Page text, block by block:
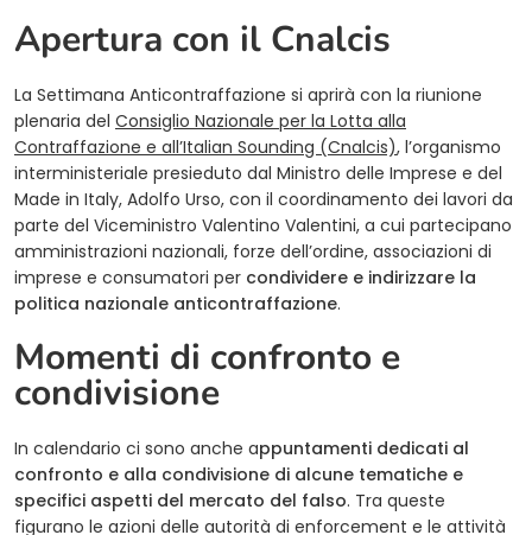
Apertura con il Cnalcis
La Settimana Anticontraffazione si aprirà con la riunione
plenaria del Consiglio Nazionale per la Lotta alla
Contraffazione e all’Italian Sounding (Cnalcis), l’organismo
interministeriale presieduto dal Ministro delle Imprese e del
Made in Italy, Adolfo Urso, con il coordinamento dei lavori da
parte del Viceministro Valentino Valentini, a cui partecipano
amministrazioni nazionali, forze dell’ordine, associazioni di
imprese e consumatori per condividere e indirizzare la
politica nazionale anticontraffazione.
Momenti di confronto e
condivisione
In calendario ci sono anche appuntamenti dedicati al
confronto e alla condivisione di alcune tematiche e
specifici aspetti del mercato del falso. Tra queste
figurano le azioni delle autorità di enforcement e le attività